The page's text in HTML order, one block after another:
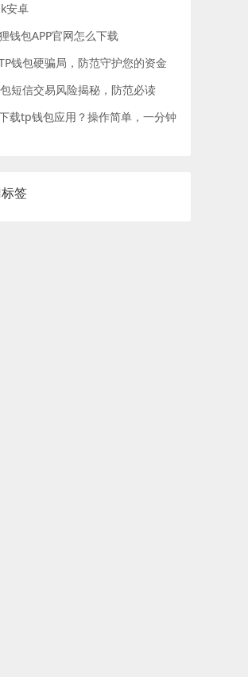
安卓
钱包APP官网怎么下载
钱包硬骗局，防范守护您的资金
短信交易风险揭秘，防范必读
载tp钱包应用？操作简单，一分钟
签